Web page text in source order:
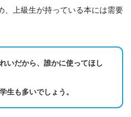
、上級生が持っている本には需要
れいだから、誰かに使ってほし
生も多いでしょう。